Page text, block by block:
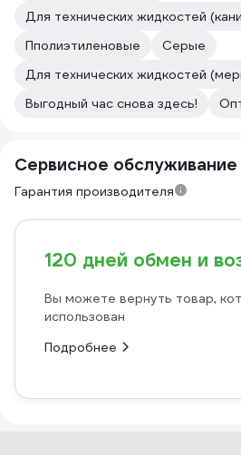
Для технических жидкостей
Пполиэтиленовые
Серые
Для технических жидкостей
Выгодный час снова здесь!
Сервисное обслуживание
Гарантия производителя
120 дней обмен и
Вы можете вернуть товар,
использован
Подробнее